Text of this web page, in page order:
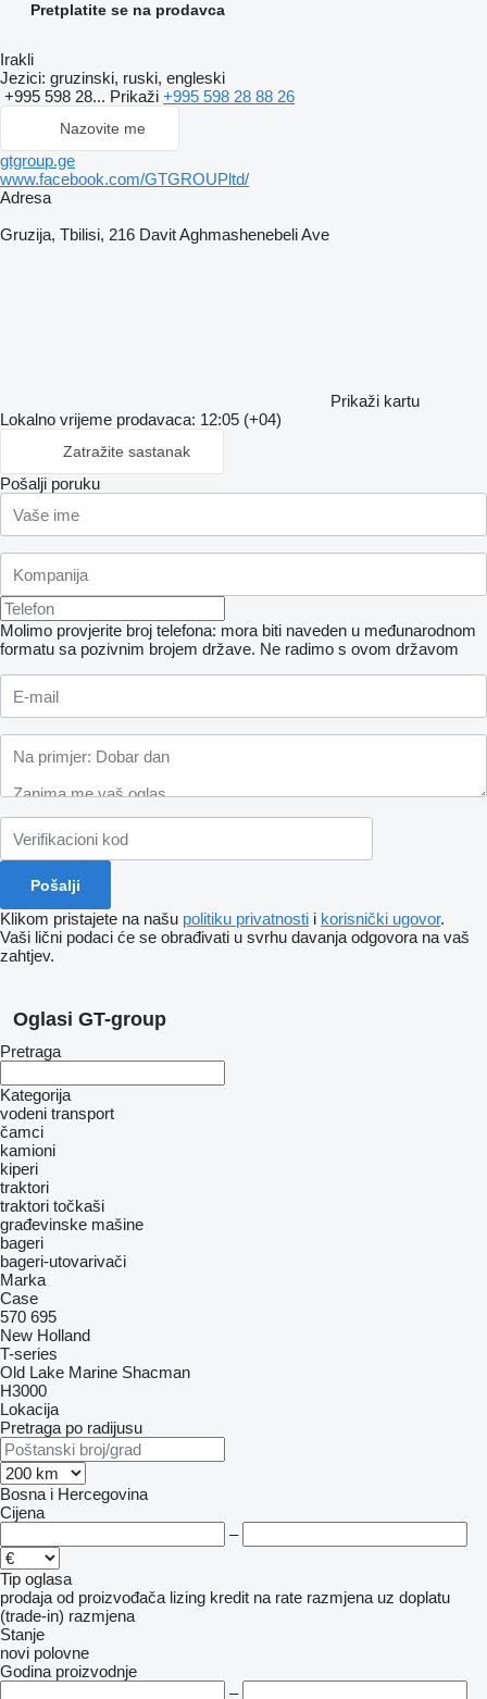
Pretplatite se na prodavca
Irakli
Jezici: gruzinski, ruski, engleski
+995 598 28... Prikaži +995 598 28 88 26
Nazovite me
gtgroup.ge
www.facebook.com/GTGROUPltd/
Adresa
Gruzija, Tbilisi, 216 Davit Aghmashenebeli Ave
Prikaži kartu
Lokalno vrijeme prodavaca: 12:05 (+04)
Zatražite sastanak
Pošalji poruku
Molimo provjerite broj telefona: mora biti naveden u međunarodnom
formatu sa pozivnim brojem države. Ne radimo s ovom državom
Klikom pristajete na našu politiku privatnosti i korisnički ugovor.
Vaši lični podaci će se obrađivati ​​u svrhu davanja odgovora na vaš
zahtjev.
Oglasi GT-group
Pretraga
Kategorija
vodeni transport
čamci
kamioni
kiperi
traktori
traktori točkaši
građevinske mašine
bageri
bageri-utovarivači
Marka
Case
570 695
New Holland
T-series
Old Lake Marine Shacman
H3000
Lokacija
Pretraga po radijusu
Bosna i Hercegovina
Cijena
–
Tip oglasa
prodaja od proizvođača lizing kredit na rate razmjena uz doplatu
(trade-in) razmjena
Stanje
novi polovne
Godina proizvodnje
–